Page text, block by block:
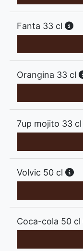
Fanta 33 cl
Orangina 33 cl
7up mojito 33 cl
Volvic 50 cl
Coca-cola 50 cl